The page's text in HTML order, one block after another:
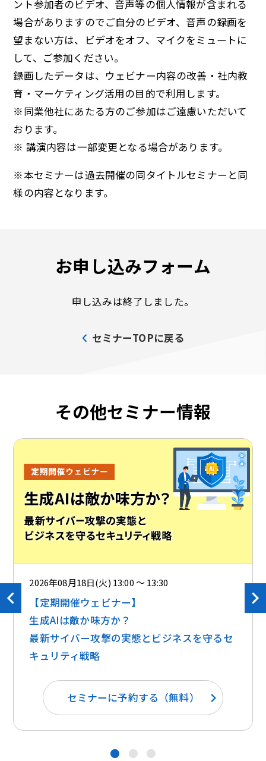
ント参加者のビデオ、音声等の個人情報が含まれる
場合がありますのでご自分のビデオ、音声の録画を
望まない方は、ビデオをオフ、マイクをミュートに
して、ご参加ください。
録画したデータは、ウェビナー内容の改善・社内教
育・マーケティング活用の目的で利用します。
※同業他社にあたる方のご参加はご遠慮いただいて
おります。
※ 講演内容は一部変更となる場合があります。
※本セミナーは過去開催の同タイトルセミナーと同
様の内容となります。
お申し込みフォーム
申し込みは終了しました。
セミナーTOPに戻る
その他セミナー情報
2026年08月18日(火) 13:00 ～ 13:30
【定期開催ウェビナー】
生成AIは敵か味方か？ ​​
最新サイバー攻撃の実態とビジネスを守るセ
キュリティ戦略
セミナーに予約する（無料）
● ● ●